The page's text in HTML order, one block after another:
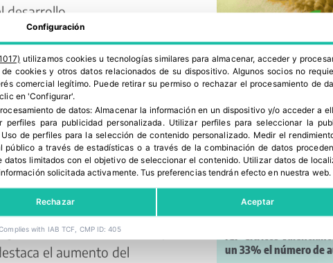
en la absorción y
el aumento del
Últimas noticias
IGP Cítricos
un 33% el número de
Configuración
utilizamos cookies u tecnologías similares para almacenar, acceder y
cookies y otros datos relacionados de su dispositivo. Algunos socios no
comercial legítimo. Puede retirar su permiso o rechazar el procesamiento de
en 'Configurar'.
de datos:Almacenar la información en un dispositivo y/o acceder a
perfiles para publicidad personalizada . Utilizar perfiles para seleccionar la
Uso de perfiles para la selección de contenido personalizado. Medir el
público a través de estadísticas o a través de la combinación de datos
datos limitados con el objetivo de seleccionar el contenido. Utilizar datos de
solicitada activamente.Tus preferencias tendrán efecto en nuestra web.
Rechazar Aceptar
with IAB TCF, CMP ID: 405